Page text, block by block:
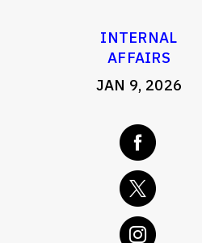
INTERNAL
AFFAIRS
JAN 9, 2026